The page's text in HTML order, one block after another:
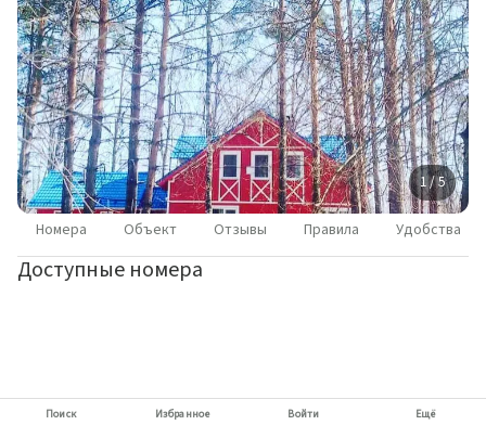
1 / 5
Номера Объект Отзывы Правила Удобства
Доступные номера
Поиск Избранное Войти Ещё